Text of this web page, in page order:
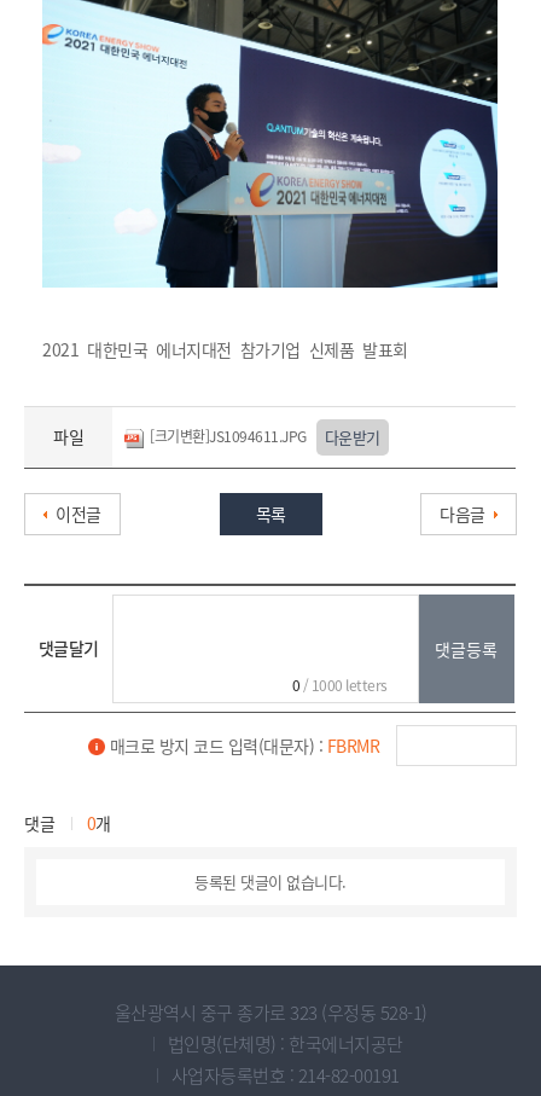
2021 대한민국 에너지대전 참가기업 신제품 발표회
파일 [크기변환]JS1094611.JPG 다운받기
이전글 다음글
목록
댓글달기
0/ 1000 letters
매크로 방지 코드 입력(대문자) : FBRMR
댓글 0개
등록된 댓글이 없습니다.
울산광역시 중구 종가로 323 (우정동 528-1)
법인명(단체명) : 한국에너지공단
사업자등록번호 : 214-82-00191